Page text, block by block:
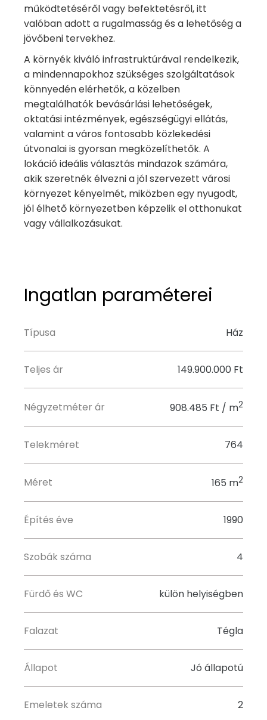
működtetéséről vagy befektetésről, itt
valóban adott a rugalmasság és a lehetőség a
jövőbeni tervekhez.
A környék kiváló infrastruktúrával rendelkezik,
a mindennapokhoz szükséges szolgáltatások
könnyedén elérhetők, a közelben
megtalálhatók bevásárlási lehetőségek,
oktatási intézmények, egészségügyi ellátás,
valamint a város fontosabb közlekedési
útvonalai is gyorsan megközelíthetők. A
lokáció ideális választás mindazok számára,
akik szeretnék élvezni a jól szervezett városi
környezet kényelmét, miközben egy nyugodt,
jól élhető környezetben képzelik el otthonukat
vagy vállalkozásukat.
Ingatlan paraméterei
Típusa Ház
Teljes ár 149.900.000 Ft
Négyzetméter ár 908.485 Ft / m2
Telekméret 764
Méret 165 m2
Építés éve 1990
Szobák száma 4
Fürdő és WC külön helyiségben
Falazat Tégla
Állapot Jó állapotú
Emeletek száma 2